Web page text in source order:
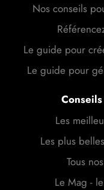
Nos conseils
Le guide pour
Le guide pour
Les
Les plus
Tous
Le Mag -